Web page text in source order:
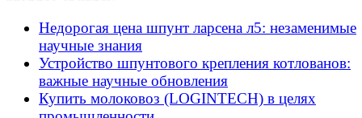
Недорогая цена шпунт ларсена л5: незаменимые
научные знания
Устройство шпунтового крепления котлованов:
важные научные обновления
Купить молоковоз (LOGINTECH) в целях